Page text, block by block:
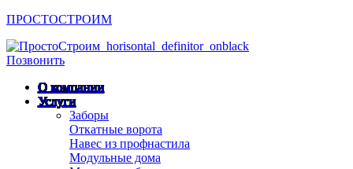
ПРОСТОСТРОИМ
Menu
Позвонить
О компании
Услуги
Заборы
Откатные ворота
Навес из профнастила
Модульные дома